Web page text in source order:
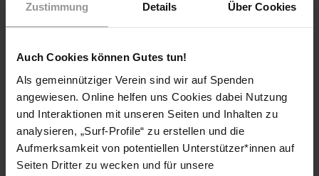
Zustimmung Details Über Cookies
Auch Cookies können Gutes tun!
Als gemeinnütziger Verein sind wir auf Spenden
angewiesen. Online helfen uns Cookies dabei Nutzung
und Interaktionen mit unseren Seiten und Inhalten zu
analysieren, „Surf-Profile“ zu erstellen und die
Aufmerksamkeit von potentiellen Unterstützer*innen auf
Seiten Dritter zu wecken und für unsere
10557 Berlin-Tiergarten
E-Mail: embasal@embasalva.de
(Standardbrief: 0,70 €)
LÄNDER
El Salvador